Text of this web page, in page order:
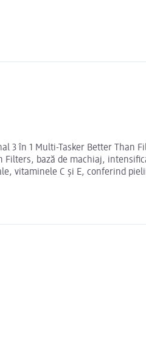
în 1 Multi-Tasker Better Than
bază de machiaj,
vitaminele C și E, conferind